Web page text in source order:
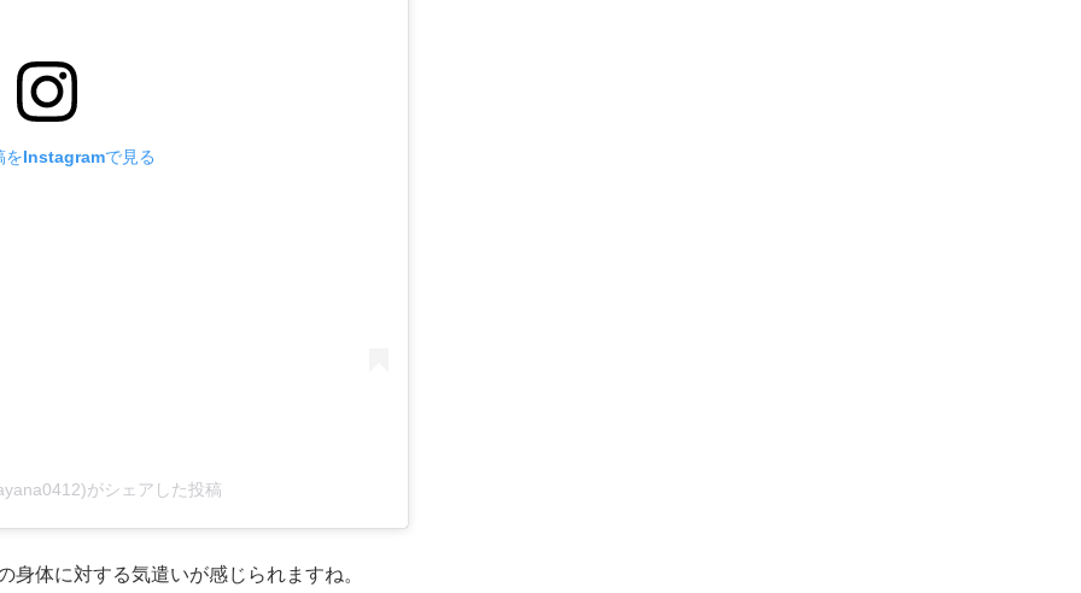
をInstagramで見る
がシェアした投稿
体に対する気遣いが感じられますね。